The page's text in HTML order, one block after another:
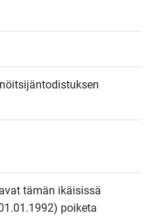
tämän ikäisissä
poiketa